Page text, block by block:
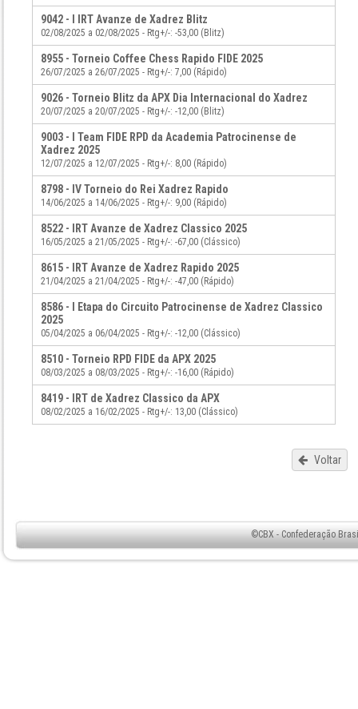
9042 - I IRT Avanze de Xadrez Blitz
02/08/2025 a 02/08/2025 - Rtg+/-: -53,00 (Blitz)
8955 - Torneio Coffee Chess Rapido FIDE 2025
26/07/2025 a 26/07/2025 - Rtg+/-: 7,00 (Rápido)
9026 - Torneio Blitz da APX Dia Internacional do Xadrez
20/07/2025 a 20/07/2025 - Rtg+/-: -12,00 (Blitz)
9003 - I Team FIDE RPD da Academia Patrocinense de
Xadrez 2025
12/07/2025 a 12/07/2025 - Rtg+/-: 8,00 (Rápido)
8798 - IV Torneio do Rei Xadrez Rapido
14/06/2025 a 14/06/2025 - Rtg+/-: 9,00 (Rápido)
8522 - IRT Avanze de Xadrez Classico 2025
16/05/2025 a 21/05/2025 - Rtg+/-: -67,00 (Clássico)
8615 - IRT Avanze de Xadrez Rapido 2025
21/04/2025 a 21/04/2025 - Rtg+/-: -47,00 (Rápido)
8586 - I Etapa do Circuito Patrocinense de Xadrez Classico
2025
05/04/2025 a 06/04/2025 - Rtg+/-: -12,00 (Clássico)
8510 - Torneio RPD FIDE da APX 2025
08/03/2025 a 08/03/2025 - Rtg+/-: -16,00 (Rápido)
8419 - IRT de Xadrez Classico da APX
08/02/2025 a 16/02/2025 - Rtg+/-: 13,00 (Clássico)
Voltar
©CBX - Confederação